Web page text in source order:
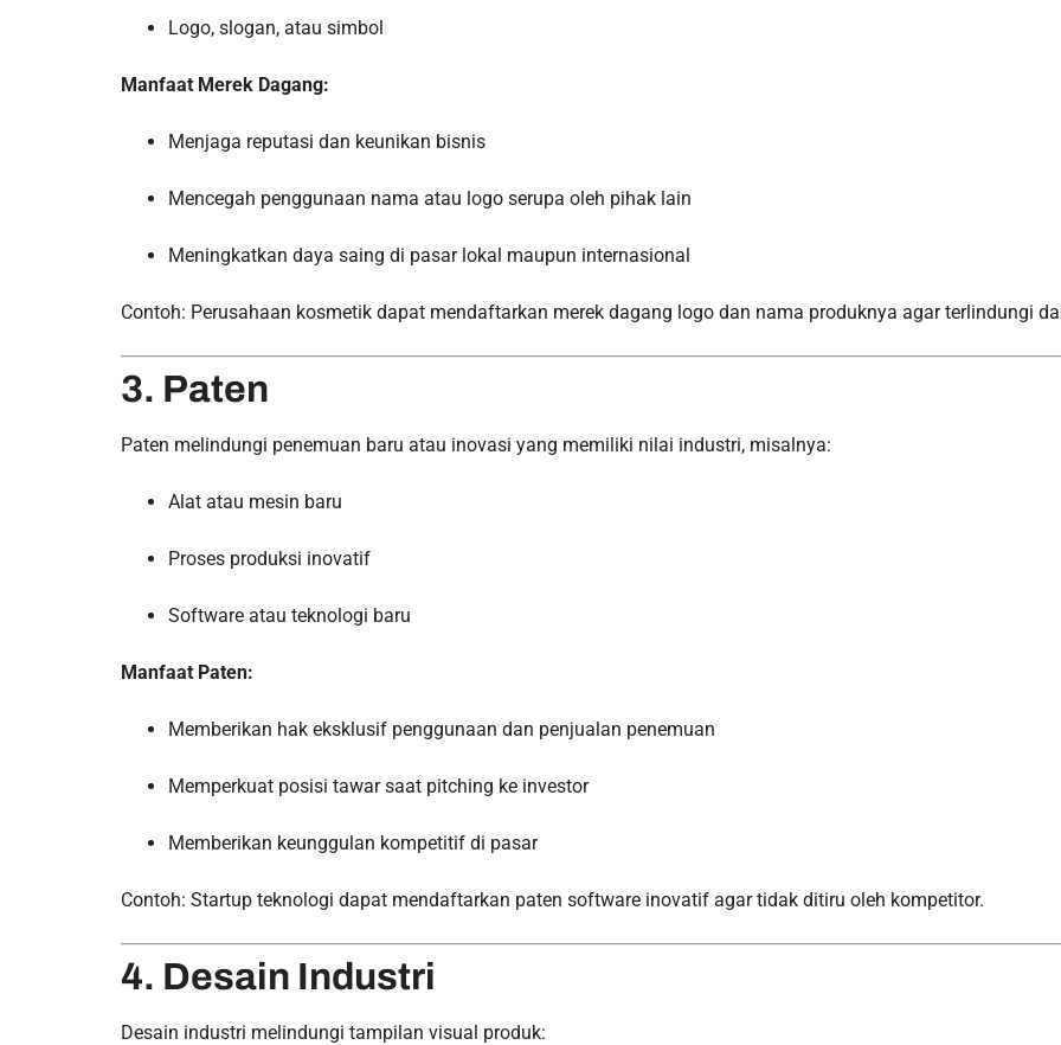
Logo, slogan, atau simbol
Manfaat Merek Dagang:
Menjaga reputasi dan keunikan bisnis
Mencegah penggunaan nama atau logo serupa oleh pihak lain
Meningkatkan daya saing di pasar lokal maupun internasional
Contoh: Perusahaan kosmetik dapat mendaftarkan merek dagang logo dan nama produknya agar terlindungi
3. Paten
Paten melindungi penemuan baru atau inovasi yang memiliki nilai industri, misalnya:
Alat atau mesin baru
Proses produksi inovatif
Software atau teknologi baru
Manfaat Paten:
Memberikan hak eksklusif penggunaan dan penjualan penemuan
Memperkuat posisi tawar saat pitching ke investor
Memberikan keunggulan kompetitif di pasar
Contoh: Startup teknologi dapat mendaftarkan paten software inovatif agar tidak ditiru oleh kompetitor.
4. Desain Industri
Desain industri melindungi tampilan visual produk: